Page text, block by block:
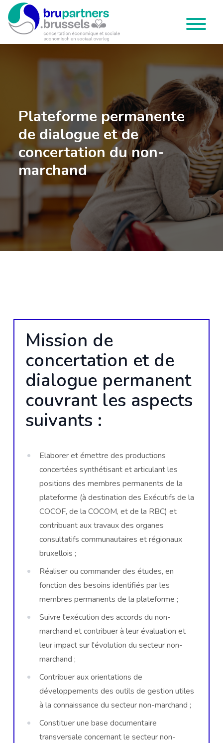
Brupartners
Menu
Plateforme permanente
de dialogue et de
concertation du non-
marchand
Mission de
concertation et de
dialogue permanent
couvrant les aspects
suivants :
Elaborer et émettre des productions
concertées synthétisant et articulant les
positions des membres permanents de la
plateforme (à destination des Exécutifs de la
COCOF, de la COCOM, et de la RBC) et
contribuant aux travaux des organes
consultatifs communautaires et régionaux
bruxellois ;
Réaliser ou commander des études, en
fonction des besoins identifiés par les
membres permanents de la plateforme ;
Suivre l'exécution des accords du non-
marchand et contribuer à leur évaluation et
leur impact sur l'évolution du secteur non-
marchand ;
Contribuer aux orientations de
développements des outils de gestion utiles
à la connaissance du secteur non-marchand ;
Constituer une base documentaire
transversale concernant le secteur non-